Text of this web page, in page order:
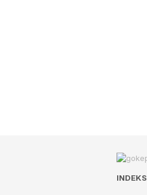
INDEKS